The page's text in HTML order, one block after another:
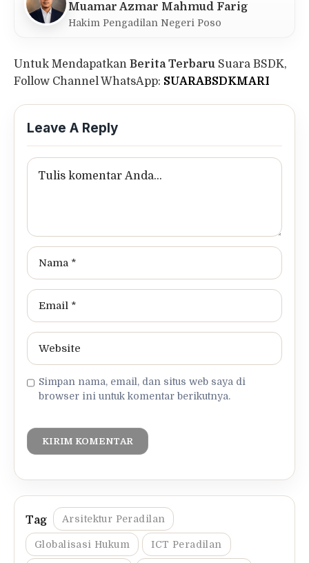
Muamar Azmar Mahmud Farig
Hakim Pengadilan Negeri Poso
Untuk Mendapatkan Berita Terbaru Suara BSDK,
Follow Channel WhatsApp: SUARABSDKMARI
Leave A Reply
Simpan nama, email, dan situs web saya di
browser ini untuk komentar berikutnya.
Arsitektur Peradilan
Globalisasi Hukum ICT Peradilan